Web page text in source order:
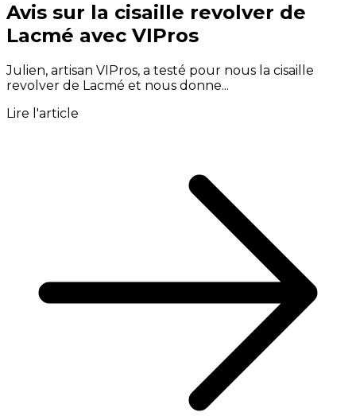
Avis sur la cisaille revolver de
Lacmé avec VIPros
Julien, artisan VIPros, a testé pour nous la cisaille
revolver de Lacmé et nous donne...
Lire l'article